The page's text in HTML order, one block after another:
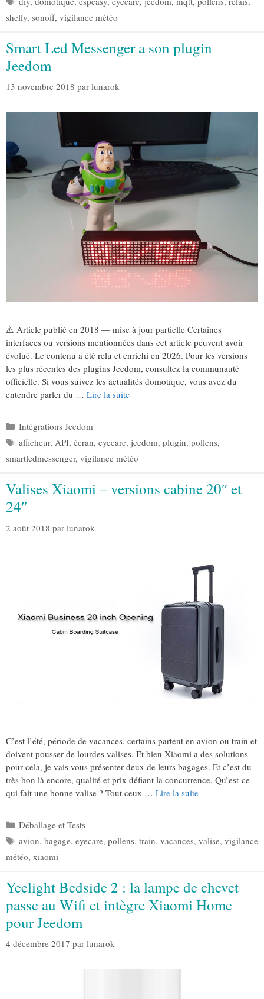
shelly, sonoff, vigilance météo
Smart Led Messenger a son plugin
Jeedom
13 novembre 2018 par lunarok
⚠️ Article publié en 2018 — mise à jour partielle Certaines
interfaces ou versions mentionnées dans cet article peuvent avoir
évolué. Le contenu a été relu et enrichi en 2026. Pour les versions
les plus récentes des plugins Jeedom, consultez la communauté
officielle. Si vous suivez les actualités domotique, vous avez du
entendre parler du … Lire la suite
Catégories
Intégrations Jeedom
Étiquettes
afficheur, API, écran, eyecare, jeedom, plugin, pollens,
smartledmessenger, vigilance météo
Valises Xiaomi – versions cabine 20″ et
24″
2 août 2018 par lunarok
C’est l’été, période de vacances, certains partent en avion ou train et
doivent pousser de lourdes valises. Et bien Xiaomi a des solutions
pour cela, je vais vous présenter deux de leurs bagages. Et c’est du
très bon là encore, qualité et prix défiant la concurrence. Qu’est-ce
qui fait une bonne valise ? Tout ceux … Lire la suite
Catégories
Déballage et Tests
Étiquettes
avion, bagage, eyecare, pollens, train, vacances, valise, vigilance
météo, xiaomi
Yeelight Bedside 2 : la lampe de chevet
passe au Wifi et intègre Xiaomi Home
pour Jeedom
4 décembre 2017 par lunarok